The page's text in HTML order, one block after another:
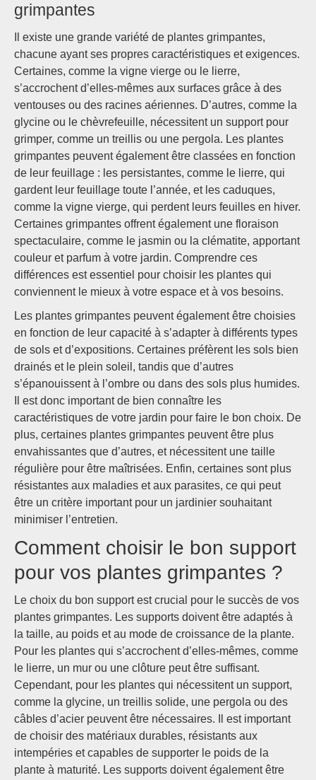
grimpantes
Il existe une grande variété de plantes grimpantes,
chacune ayant ses propres caractéristiques et exigences.
Certaines, comme la vigne vierge ou le lierre,
s’accrochent d’elles-mêmes aux surfaces grâce à des
ventouses ou des racines aériennes. D’autres, comme la
glycine ou le chèvrefeuille, nécessitent un support pour
grimper, comme un treillis ou une pergola. Les plantes
grimpantes peuvent également être classées en fonction
de leur feuillage : les persistantes, comme le lierre, qui
gardent leur feuillage toute l’année, et les caduques,
comme la vigne vierge, qui perdent leurs feuilles en hiver.
Certaines grimpantes offrent également une floraison
spectaculaire, comme le jasmin ou la clématite, apportant
couleur et parfum à votre jardin. Comprendre ces
différences est essentiel pour choisir les plantes qui
conviennent le mieux à votre espace et à vos besoins.
Les plantes grimpantes peuvent également être choisies
en fonction de leur capacité à s’adapter à différents types
de sols et d’expositions. Certaines préfèrent les sols bien
drainés et le plein soleil, tandis que d’autres
s’épanouissent à l’ombre ou dans des sols plus humides.
Il est donc important de bien connaître les
caractéristiques de votre jardin pour faire le bon choix. De
plus, certaines plantes grimpantes peuvent être plus
envahissantes que d’autres, et nécessitent une taille
régulière pour être maîtrisées. Enfin, certaines sont plus
résistantes aux maladies et aux parasites, ce qui peut
être un critère important pour un jardinier souhaitant
minimiser l’entretien.
Comment choisir le bon support
pour vos plantes grimpantes ?
Le choix du bon support est crucial pour le succès de vos
plantes grimpantes. Les supports doivent être adaptés à
la taille, au poids et au mode de croissance de la plante.
Pour les plantes qui s’accrochent d’elles-mêmes, comme
le lierre, un mur ou une clôture peut être suffisant.
Cependant, pour les plantes qui nécessitent un support,
comme la glycine, un treillis solide, une pergola ou des
câbles d’acier peuvent être nécessaires. Il est important
de choisir des matériaux durables, résistants aux
intempéries et capables de supporter le poids de la
plante à maturité. Les supports doivent également être